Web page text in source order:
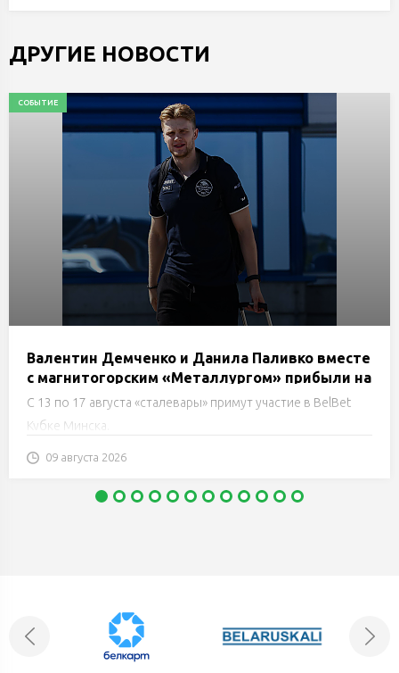
ДРУГИЕ НОВОСТИ
СОБЫТИЕ
Валентин Демченко и Данила Паливко вместе
с магнитогорским «Металлургом» прибыли на
сборы в Минск
С 13 по 17 августа «сталевары» примут участие в BelBet
Кубке Минска.
09 августа 2026